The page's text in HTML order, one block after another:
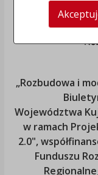
„Rozbudowa i
Województwa
w ramach
2.0",
Funduszu